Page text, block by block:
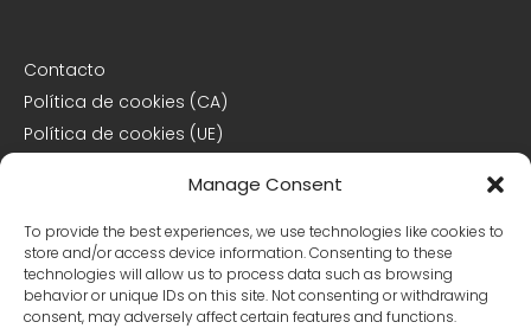
Manage Consent
To provide the best experiences, we use technologies like cookies to
store and/or access device information. Consenting to these
technologies will allow us to process data such as browsing
behavior or unique IDs on this site. Not consenting or withdrawing
consent, may adversely affect certain features and functions.
Contacto
Política de cookies (CA)
Política de cookies (UE)
Declaración de privacidad
Declaración de privacidad (CA)
Declaración de privacidad (UE)